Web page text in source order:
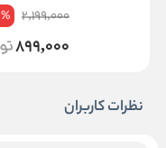
2,199,000
%
899,000
نظرات کاربران